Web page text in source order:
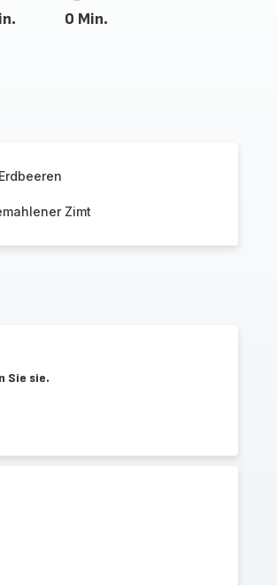
0 Min.
Erdbeeren
Zimt
Sie sie.